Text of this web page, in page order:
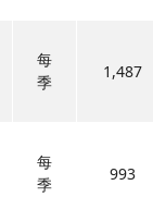
每
季
1,487
每
季
993